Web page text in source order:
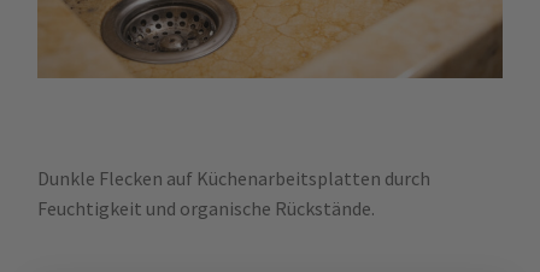
Dunkle Flecken auf Küchenarbeitsplatten durch
Feuchtigkeit und organische Rückstände.